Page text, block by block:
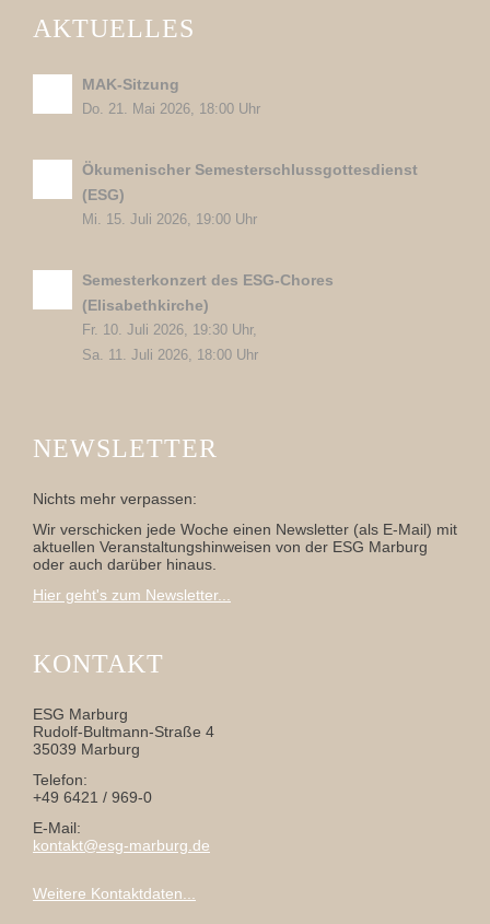
AKTUELLES
MAK-Sitzung
Do. 21. Mai 2026, 18:00 Uhr
Ökumenischer Semesterschlussgottesdienst
(ESG)
Mi. 15. Juli 2026, 19:00 Uhr
Semesterkonzert des ESG-Chores
(Elisabethkirche)
Fr. 10. Juli 2026, 19:30 Uhr,
Sa. 11. Juli 2026, 18:00 Uhr
NEWSLETTER
Nichts mehr verpassen:
Wir verschicken jede Woche einen Newsletter (als E-Mail) mit
aktuellen Veranstaltungshinweisen von der ESG Marburg
oder auch darüber hinaus.
Hier geht's zum Newsletter...
KONTAKT
ESG Marburg
Rudolf-Bultmann-Straße 4
35039 Marburg
Telefon:
+49 6421 / 969-0
E-Mail:
kontakt@esg-marburg.de
Weitere Kontaktdaten...